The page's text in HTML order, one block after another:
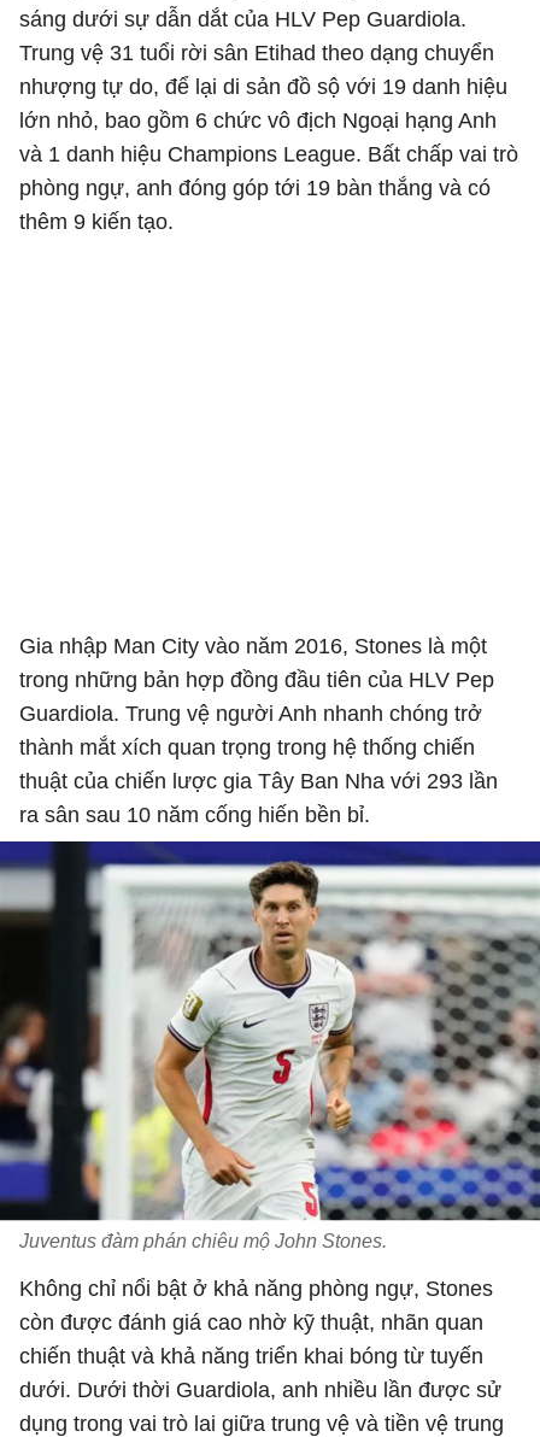
sáng dưới sự dẫn dắt của HLV Pep Guardiola.
Trung vệ 31 tuổi rời sân Etihad theo dạng chuyển
nhượng tự do, để lại di sản đồ sộ với 19 danh hiệu
lớn nhỏ, bao gồm 6 chức vô địch Ngoại hạng Anh
và 1 danh hiệu Champions League. Bất chấp vai trò
phòng ngự, anh đóng góp tới 19 bàn thắng và có
thêm 9 kiến tạo.
Gia nhập Man City vào năm 2016, Stones là một
trong những bản hợp đồng đầu tiên của HLV Pep
Guardiola. Trung vệ người Anh nhanh chóng trở
thành mắt xích quan trọng trong hệ thống chiến
thuật của chiến lược gia Tây Ban Nha với 293 lần
ra sân sau 10 năm cống hiến bền bỉ.
Juventus đàm phán chiêu mộ John Stones.
Không chỉ nổi bật ở khả năng phòng ngự, Stones
còn được đánh giá cao nhờ kỹ thuật, nhãn quan
chiến thuật và khả năng triển khai bóng từ tuyến
dưới. Dưới thời Guardiola, anh nhiều lần được sử
dụng trong vai trò lai giữa trung vệ và tiền vệ trung